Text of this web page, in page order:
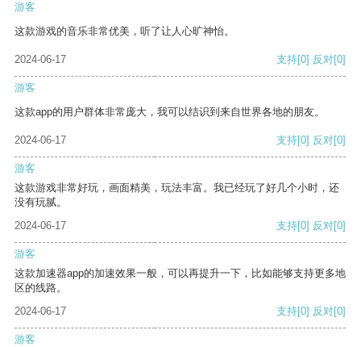
游客
这款游戏的音乐非常优美，听了让人心旷神怡。
2024-06-17 支持[0] 反对[0]
游客
这款app的用户群体非常庞大，我可以结识到来自世界各地的朋友。
2024-06-17 支持[0] 反对[0]
游客
这款游戏非常好玩，画面精美，玩法丰富。我已经玩了好几个小时，还
没有玩腻。
2024-06-17
支持[0] 反对[0]
游客
这款加速器app的加速效果一般，可以再提升一下，比如能够支持更多地
区的线路。
2024-06-17
支持[0] 反对[0]
游客